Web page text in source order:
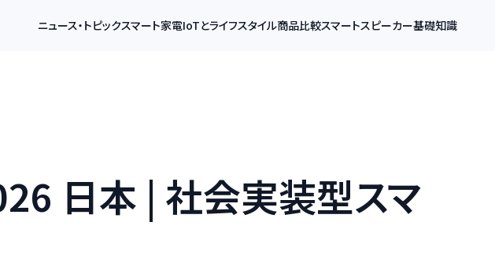
ニュース・トピックスマート家電IoTとライフスタイル商品比較スマートスピーカー基礎知識
日本 | 社会実装型スマ